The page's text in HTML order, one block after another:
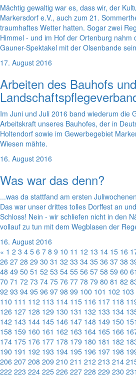
Mächtig gewaltig war es, dass wir, der
Markersdorf e.V., auch zum 21.
traumhaftes Wetter hatten. Sogar zwei
Himmel - und im Hof der Ortenburg nahm
Gauner-Spektakel mit der Olsenbande
17. August 2016
Arbeiten des Bauhofs
Im Juni und Juli 2016 band wiederum die
Arbeitskraft unseres Bauhofes, der in
Holtendorf sowie im Gewerbegebiet
Wiesen mähte.
16. August 2016
Was war das denn?
...was da stattfand am ersten
Das war unser drittes tolles Dorffest an
Schloss! Nein - wir schliefen nicht in den
vollauf zu tun mit dem Wegblasen der
16. August 2016
« 1 2 3 4 5 6 7 8 9 10 11 12 13 14 15 16
26 27 28 29 30 31 32 33 34 35 36 37 38
48 49 50 51 52 53 54 55 56 57 58 59 60 61
70 71 72 73 74 75 76 77 78 79 80 81 82
92 93 94 95 96 97 98 99 100 101 102 103
110 111 112 113 114 115 116 117 118
126 127 128 129 130 131 132 133 134
142 143 144 145 146 147 148 149 150 151
158 159 160 161 162 163 164 165 166
174 175 176 177 178 179 180 181 182
190 191 192 193 194 195 196 197 198
206 207 208 209 210 211 212 213 214
222 223 224 225 226 227 228 229 230 231